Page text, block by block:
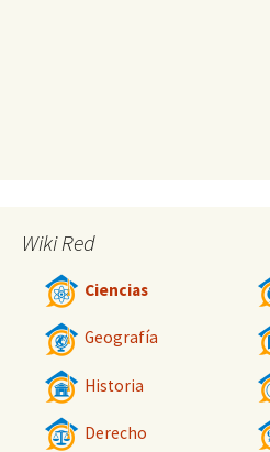
Wiki Red
Ciencias
Geografía
Historia
Derecho